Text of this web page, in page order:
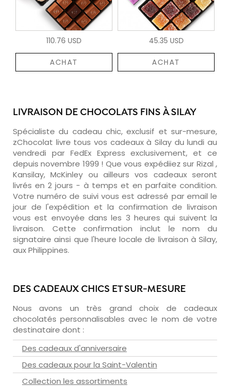
110.76 USD
ACHAT
45.35 USD
ACHAT
LIVRAISON DE CHOCOLATS FINS À SILAY
Spécialiste du cadeau chic, exclusif et sur-mesure,
zChocolat livre tous vos cadeaux à Silay du lundi au
vendredi par FedEx Express exclusivement, et ce
depuis novembre 1999 ! Que vous expédiiez sur Rizal ,
Kansilay, McKinley ou ailleurs vos cadeaux seront
livrés en 2 jours - à temps et en parfaite condition.
Votre numéro de suivi vous est adressé par email le
jour de l'expédition et la confirmation de livraison
vous est envoyée dans les 3 heures qui suivent la
livraison. Cette confirmation inclut le nom du
signataire ainsi que l'heure locale de livraison à Silay,
aux Philippines.
DES CADEAUX CHICS ET SUR-MESURE
Nous avons un très grand choix de cadeaux
chocolatés personnalisables avec le nom de votre
destinataire dont :
Des cadeaux d'anniversaire
Des cadeaux pour la Saint-Valentin
Collection les assortiments